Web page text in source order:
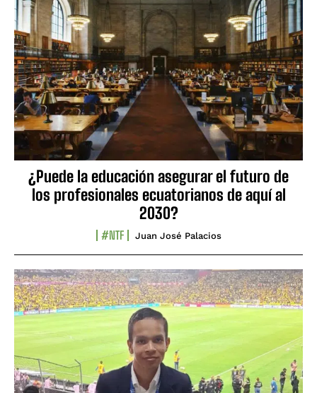
¿Puede la educación asegurar el futuro de
los profesionales ecuatorianos de aquí al
2030?
#NTF Juan José Palacios